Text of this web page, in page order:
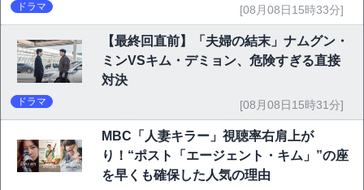
ドラマ [08月08日15時33分]
【最終回直前】「夫婦の結末」ナムグン・
ミンVSキム・デミョン、危険すぎる直接
対決
ドラマ [08月08日15時31分]
MBC「人妻キラー」視聴率右肩上が
り！“ポスト「エージェント・キム」”の座
を早くも確保した人気の理由